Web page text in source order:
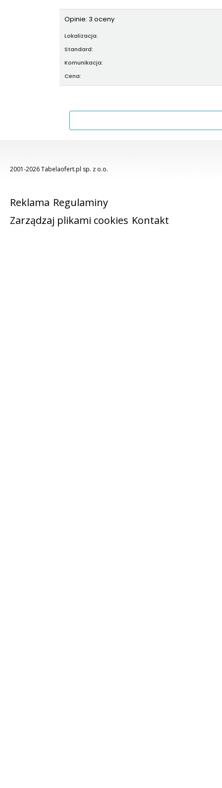
Opinie: 3 oceny
Lokalizacja:
Standard:
Komunikacja:
Cena:
2001-2026 Tabelaofert.pl sp. z o.o.
Reklama Regulaminy
Zarządzaj plikami cookies Kontakt